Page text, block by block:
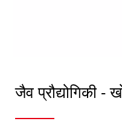
जैव प्रौद्योगिकी -